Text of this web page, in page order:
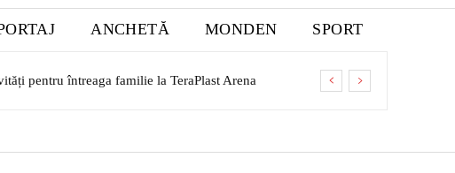
ANCHETĂ MONDEN SPORT
pentru întreaga familie la TeraPlast Arena